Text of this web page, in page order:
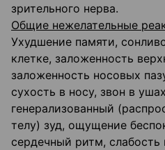
зрительного нерва.
Общие нежелательные
Ухудшение памяти,
клетке, заложенность
заложенность носовых
сухость в носу, звон в
генерализованный
телу) зуд, ощущение
сердечный ритм,